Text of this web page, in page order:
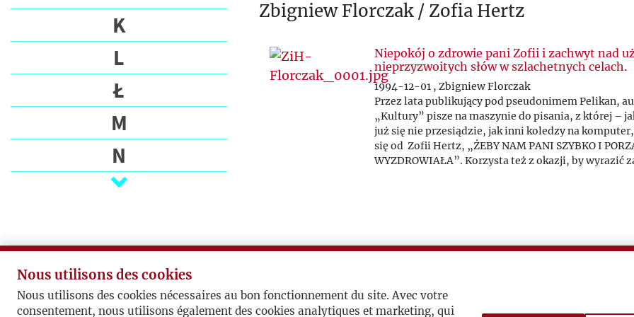
K
L
Ł
M
N
O
Q
R
Zbigniew Florczak / Zofia Hertz
Niepokój o zdrowie pani Zofii i zachwyt nad
nieprzyzwoitych słów w szlachetnych celach.
1994-12-01 , Zbigniew Florczak
Przez lata publikujący pod pseudonimem Pelikan,
„Kultury” pisze na maszynie do pisania, z której –
już się nie przesiądzie, jak inni koledzy na
się od Zofii Hertz, „ŻEBY NAM PANI SZYBKO I
WYZDROWIAŁA”. Korzysta też z okazji, by wyrazić
Nous utilisons des cookies
Nous utilisons des cookies nécessaires au bon fonctionnement du site. Avec votre
consentement, nous utilisons également des cookies analytiques et marketing, qui